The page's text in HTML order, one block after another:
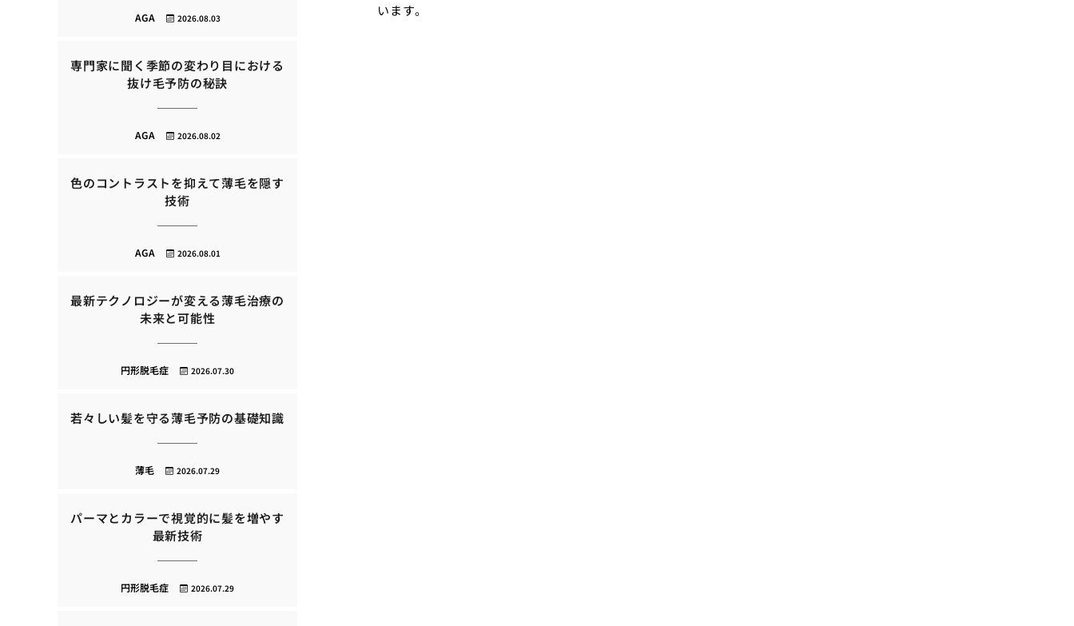
います。
2026.08.03
AGA
専門家に聞く季節の変わり目における
抜け毛予防の秘訣
2026.08.02
AGA
色のコントラストを抑えて薄毛を隠す
技術
2026.08.01
AGA
最新テクノロジーが変える薄毛治療の
未来と可能性
2026.07.30
円形脱毛症
若々しい髪を守る薄毛予防の基礎知識
2026.07.29
薄毛
パーマとカラーで視覚的に髪を増やす
最新技術
2026.07.29
円形脱毛症